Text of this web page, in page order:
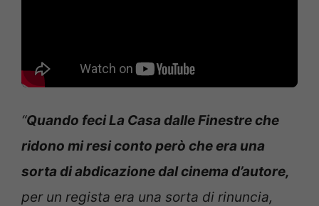
“Quando feci La Casa dalle Finestre che
ridono mi resi conto però che era una
sorta di abdicazione dal cinema d’autore,
per un regista era una sorta di rinuncia,